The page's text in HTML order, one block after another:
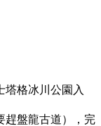
塔格冰川公園入
趕盤龍古道），完